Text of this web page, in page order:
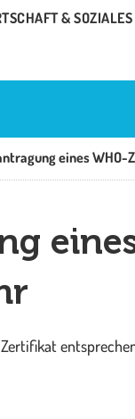
& RATHAUS
& SOZIALES